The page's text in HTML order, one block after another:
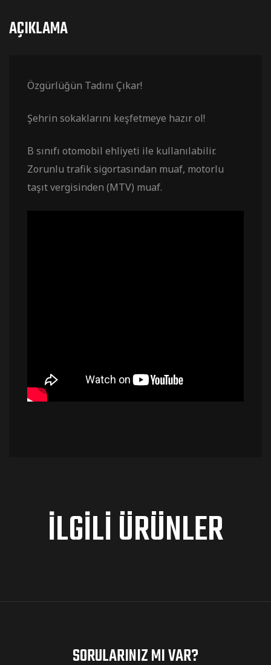
AÇIKLAMA
Özgürlüğün Tadını Çıkar!
Şehrin sokaklarını keşfetmeye hazır ol!
B sınıfı otomobil ehliyeti ile kullanılabilir.
Zorunlu trafik sigortasından muaf, motorlu
taşıt vergisinden (MTV) muaf.
İLGILI ÜRÜNLER
SORULARINIZ MI VAR?